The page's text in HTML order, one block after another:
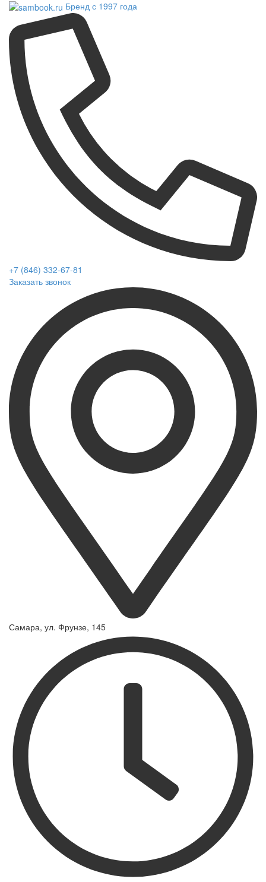
Бренд с 1997 года
+7 (846) 332-67-81
Заказать звонок
Самара, ул. Фрунзе, 145